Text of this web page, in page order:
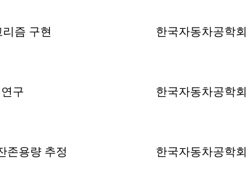
즘 구현 한국자동차공학회
구 한국자동차공학회
존용량 추정
한국자동차공학회